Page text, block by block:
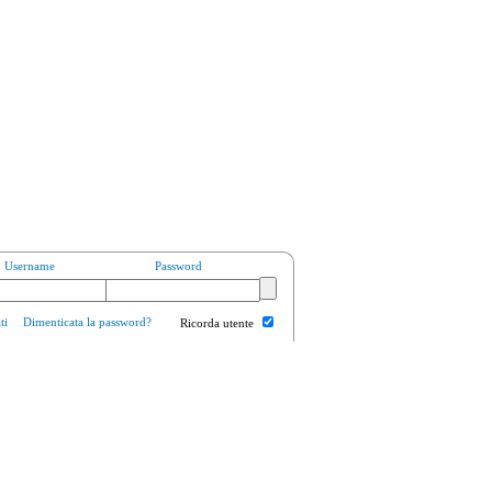
Username Password
Dimenticata la password? Ricorda utente